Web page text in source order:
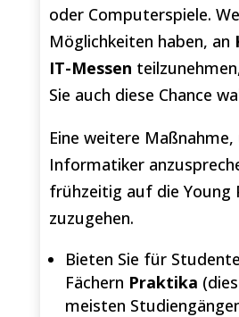
oder Computerspiele.
Möglichkeiten haben, an
IT-Messen
Sie auch diese Chance
Eine weitere Maßnahme,
Informatiker
frühzeitig auf die Young
zuzugehen.
Bieten Sie für
Fächern Praktika
meisten